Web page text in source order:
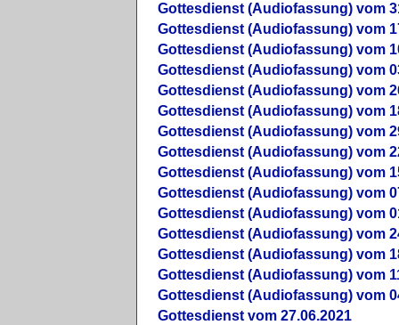
Gottesdienst (Audiofassung) vom
Gottesdienst (Audiofassung) vom
Gottesdienst (Audiofassung) vom
Gottesdienst (Audiofassung) vom
Gottesdienst (Audiofassung) vom
Gottesdienst (Audiofassung) vom
Gottesdienst (Audiofassung) vom
Gottesdienst (Audiofassung) vom
Gottesdienst (Audiofassung) vom
Gottesdienst (Audiofassung) vom
Gottesdienst (Audiofassung) vom
Gottesdienst (Audiofassung) vom
Gottesdienst (Audiofassung) vom
Gottesdienst (Audiofassung) vom
Gottesdienst (Audiofassung) vom
Gottesdienst vom 27.06.2021